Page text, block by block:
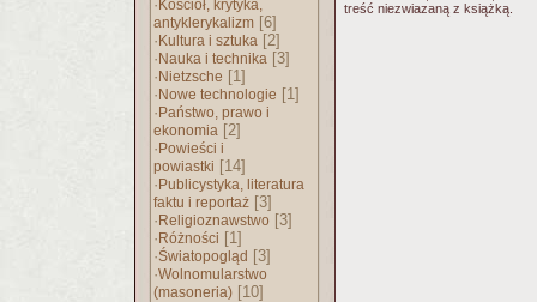
· Kościół, krytyka,
antyklerykalizm [6]
· Kultura i sztuka [2]
· Nauka i technika [3]
· Nietzsche [1]
· Nowe technologie [1]
· Państwo, prawo i
ekonomia [2]
· Powieści i
powiastki [14]
· Publicystyka, literatura
faktu i reportaż [3]
· Religioznawstwo [3]
· Różności [1]
·Światopogląd [3]
·Wolnomularstwo
(masoneria) [10]
treść niezwiazaną z książką.